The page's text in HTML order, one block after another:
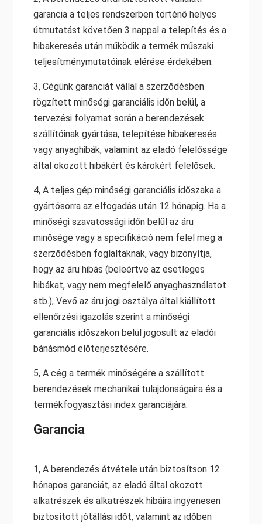
garancia a teljes rendszerben történő helyes
útmutatást követően 3 nappal a telepítés és a
hibakeresés után működik a termék műszaki
teljesítménymutatóinak elérése érdekében.
3, Cégünk garanciát vállal a szerződésben
rögzített minőségi garanciális időn belül, a
tervezési folyamat során a berendezések
szállítóinak gyártása, telepítése hibakeresés
vagy anyaghibák, valamint az eladó felelőssége
által okozott hibákért és károkért felelősek.
4, A teljes gép minőségi garanciális időszaka a
gyártósorra az elfogadás után 12 hónapig. Ha a
minőségi szavatossági időn belül az áru
minősége vagy a specifikáció nem felel meg a
szerződésben foglaltaknak, vagy bizonyítja,
hogy az áru hibás (beleértve az esetleges
hibákat, vagy nem megfelelő anyaghasználatot
stb.), Vevő az áru jogi osztálya által kiállított
ellenőrzési igazolás szerint a minőségi
garanciális időszakon belül jogosult az eladói
bánásmód előterjesztésére.
5, A cég a termék minőségére a szállított
berendezések mechanikai tulajdonságaira és a
termékfogyasztási index garanciájára.
Garancia
1, A berendezés átvétele után biztosítson 12
hónapos garanciát, az eladó által okozott
alkatrészek és alkatrészek hibáira ingyenesen
biztosított jótállási időt, valamint az időben